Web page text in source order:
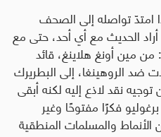
امتدّ تواصله إلى الصحف
أراد الحديث مع أي أحد، حتى مع
مين أونغ هلاينغ، قائد
ضد الروهينغا، إلى البطريرك
نقد لاذع إليه لكنه أبقى
فكرًا مفتوحًا وغير
والمسلمات المنطقية